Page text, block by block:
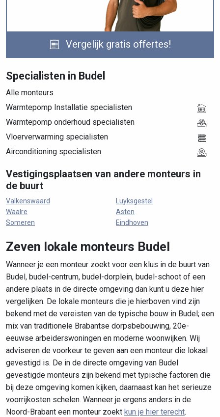
Vergelijk gratis offertes!
Specialisten in Budel
Alle monteurs
Warmtepomp Installatie specialisten
Warmtepomp onderhoud specialisten
Vloerverwarming specialisten
Airconditioning specialisten
Vestigingsplaatsen van andere monteurs in
de buurt
Valkenswaard
Waalre
Someren
Luyksgestel
Asten
Eindhoven
Zeven lokale monteurs Budel
Wanneer je een monteur zoekt voor een klus in de buurt van
Budel, budel-centrum, budel-dorplein, budel-schoot of een
andere plaats in de directe omgeving dan kunt u deze hier
vergelijken. De lokale monteurs die je hierboven vind zijn
bekend met de vereisten van de typische bouw in Budel; een
mix van traditionele Brabantse dorpsbebouwing, 20e-
eeuwse arbeiderswoningen en moderne woonwijken. Wij
adviseren de voorkeur te geven aan een monteur die lokaal
gevestigd is. De in de directe omgeving van Budel
gevestigde monteurs zijn bekend met typische factoren die
bij deze omgeving komen kijken, daarnaast kan het serieuze
voorrijkosten schelen. Wanneer je ergens anders in de
Noord-Brabant een monteur zoekt kun je hier terecht.